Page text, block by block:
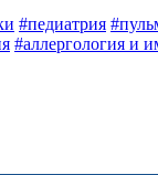
#педиатрия
#аллергология и